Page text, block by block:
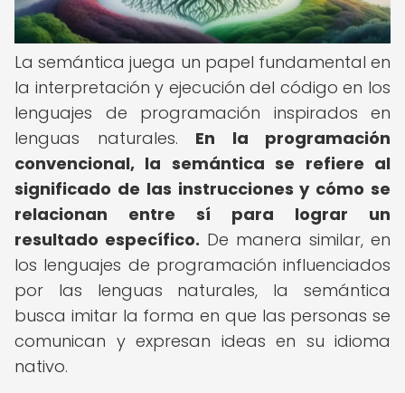
La semántica juega un papel fundamental en
la interpretación y ejecución del código en los
lenguajes de programación inspirados en
lenguas naturales. En la programación
convencional, la semántica se refiere al
significado de las instrucciones y cómo se
relacionan entre sí para lograr un
resultado específico. De manera similar, en
los lenguajes de programación influenciados
por las lenguas naturales, la semántica
busca imitar la forma en que las personas se
comunican y expresan ideas en su idioma
nativo.